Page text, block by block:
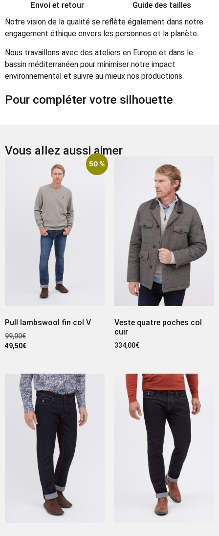
Envoi et retour
Guide des tailles
Notre vision de la qualité se reflète également dans notre
engagement éthique envers les personnes et la planète.
Nous travaillons avec des ateliers en Europe et dans le
bassin méditerranéen pour minimiser notre impact
environnemental et suivre au mieux nos productions.
Pour compléter votre silhouette
Vous allez aussi aimer
50 %
Pull lambswool fin col V
99,00€
49,50€
Veste quatre poches col
cuir
334,00€